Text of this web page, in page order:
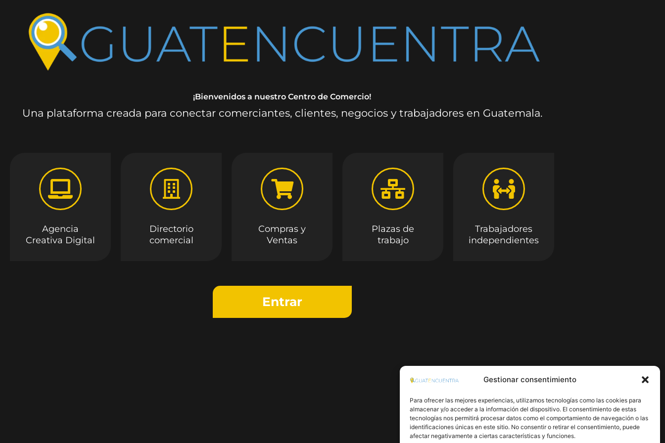
Gestionar consentimiento
Para ofrecer las mejores experiencias, utilizamos tecnologías como las cookies para
almacenar y/o acceder a la información del dispositivo. El consentimiento de estas
tecnologías nos permitirá procesar datos como el comportamiento de navegación o las
identificaciones únicas en este sitio. No consentir o retirar el consentimiento, puede
afectar negativamente a ciertas características y funciones.
¡Bienvenidos a nuestro Centro de Comercio!
Una plataforma creada para conectar comerciantes, clientes, negocios y trabajadores en Guatemala.
Agencia
Creativa Digital
Directorio
comercial
Compras y
Ventas
Plazas de
trabajo
Trabajadores
independientes
Entrar